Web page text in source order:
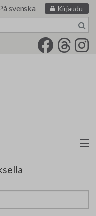
svenska Kirjaudu